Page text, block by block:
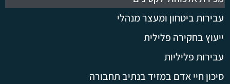
עבירות ביטחון ומעצר מנהלי
ייעוץ בחקירה פלילית
עבירות פליליות
סיכון חיי אדם במזיד בנתיב תחבורה